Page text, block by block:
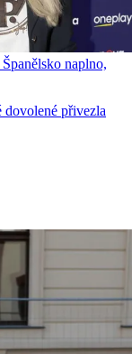
naplno,
dovolené přivezla